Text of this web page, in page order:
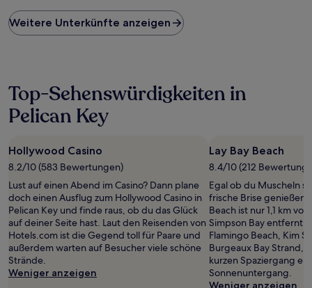
Preis
pro
Nacht,
letzten
24 Stunden
für
einen
mit
1 Übernachtung
von
2 Erwachsenen
gefunden
wurde.
Preise
und
Verfügbarkeiten
können
sich
Weitere Unterkünfte anzeigen
Top-Sehenswürdigkeiten in
Pelican Key
Hollywood Casino
8.2/10 (583 Bewertungen)
Lust auf einen Abend im Casino? Dann plane
doch einen Ausflug zum Hollywood Casino in
Pelican Key und finde raus, ob du das Glück
auf deiner Seite hast. Laut den Reisenden von
Hotels.com ist die Gegend toll für Paare und
außerdem warten auf Besucher viele schöne
Strände.
Weniger anzeigen
Lay Bay Beach
8.4/10 (212
Egal ob du Muscheln
frische Brise genießen
Beach ist nur 1,1 km
Simpson Bay entfernt.
Flamingo Beach, Kim
Burgeaux Bay Strand,
kurzen Spaziergang
Sonnenuntergang.
Weniger anzeigen